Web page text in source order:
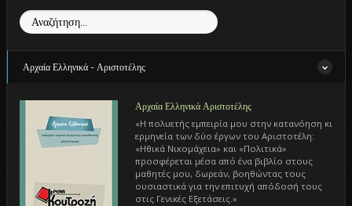
Αναζήτηση...
Αρχαία Ελληνικά - Αριστοτέλης
Αρχαία Ελληνικά Αριστοτέλης
«Η πολυετής εμπειρία μου στην κατανόηση κι
ερμηνεία των δύο έργων του Αριστοτέλη:
«Ηθικά Νικομάχεια» και «Πολιτικά»
προσφέρεται μέσα από ένα βιβλίο στους
μαθητές μου, δωρεάν, βοηθώντας τους
ουσιαστικά για την επιτυχή απόδοσή τους
στις Γενικές Εξετάσεις.»